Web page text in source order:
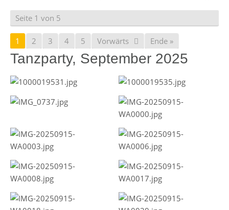
Seite 1 von 5
1 2 3 4 5 Vorwärts Ende »
Tanzparty, September 2025